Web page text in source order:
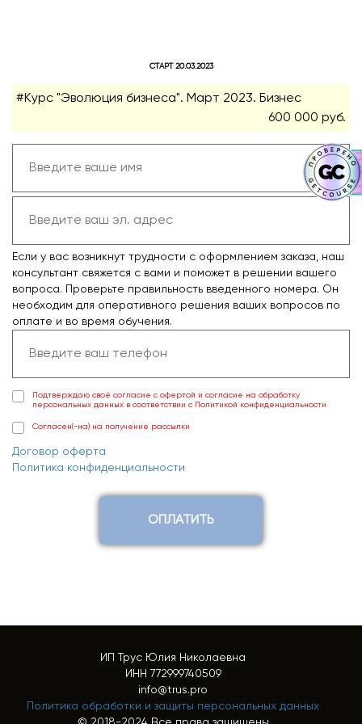
СТАРТ 20.03.2023
#Курс "Эволюция бизнеса". Март 2023. Бизнес
600 000 руб.
Если у вас возникнут трудности с оформлением заказа, наш
консультант свяжется с вами и поможет в решении вашего
вопроса. Проверьте правильность введенного номера. Он
необходим для оперативного решения ваших вопросов по
оплате и во время обучения.
Подтверждаю своё согласие с офертой и согласие на обработку
персональных данных в соответствии с Политикой конфиденциальности
Согласен(-на) на получение рассылки
Договор оферта
Политика конфиденциальности
ОПЛАТИТЬ
ИП Трус Юлия Николаевна
ИНН 772999740509
info@trus.pro
Политика обработки и защиты персональных данных